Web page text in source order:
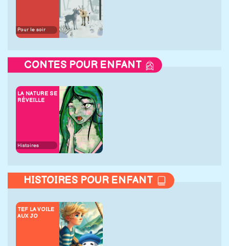
Pour le soir
CONTES POUR ENFANT
LA NATURE SE
RÉVEILLE
Histoires
HISTOIRES POUR ENFANT
TEF LA VOILE
AUX JO